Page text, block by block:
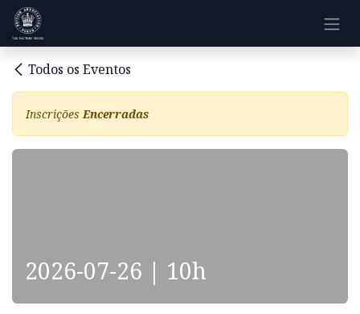
Pular para o conteúdo
Todos os Eventos
Inscrições Encerradas
2026-07-26 | 10h